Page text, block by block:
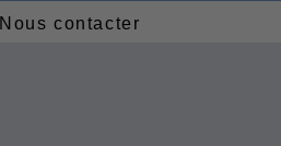
Nous contacter